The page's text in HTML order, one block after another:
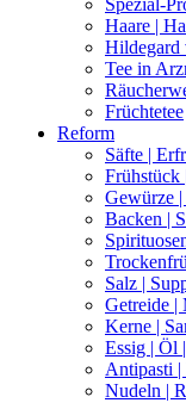
Spezial-
Haare |
Hildegard
Tee in
Früchtetee
Reform
Säfte |
Frühstück
Gewürze
Backen |
Salz |
Getreide |
Kerne |
Essig | Öl
Antipasti |
Nudeln |